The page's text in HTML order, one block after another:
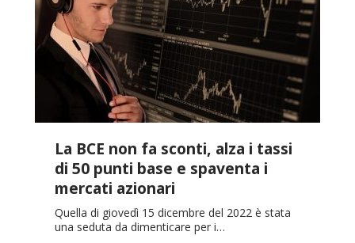
La BCE non fa sconti, alza i tassi
di 50 punti base e spaventa i
mercati azionari
Quella di giovedì 15 dicembre del 2022 è stata
una seduta da dimenticare per i…